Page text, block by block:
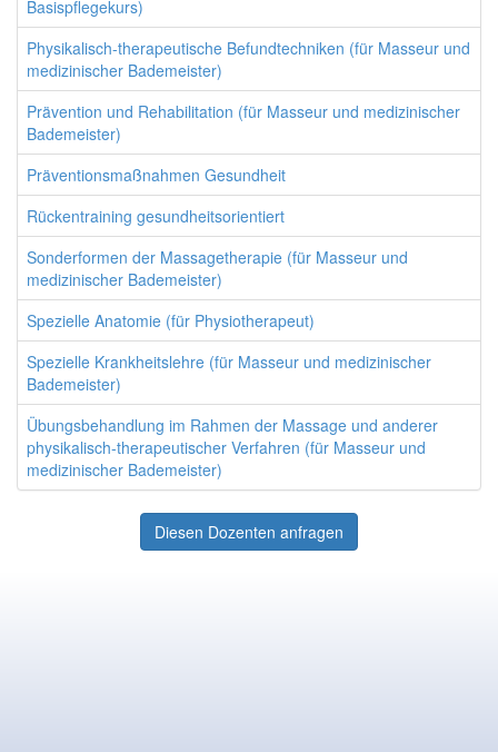
Basispflegekurs)
Physikalisch-therapeutische Befundtechniken (für Masseur und
medizinischer Bademeister)
Prävention und Rehabilitation (für Masseur und medizinischer
Bademeister)
Präventionsmaßnahmen Gesundheit
Rückentraining gesundheitsorientiert
Sonderformen der Massagetherapie (für Masseur und
medizinischer Bademeister)
Spezielle Anatomie (für Physiotherapeut)
Spezielle Krankheitslehre (für Masseur und medizinischer
Bademeister)
Übungsbehandlung im Rahmen der Massage und anderer
physikalisch-therapeutischer Verfahren (für Masseur und
medizinischer Bademeister)
Diesen Dozenten anfragen